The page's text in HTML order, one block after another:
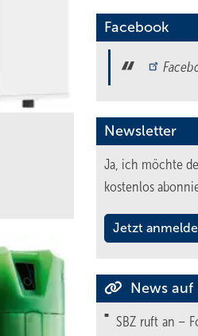
Facebook
Newsletter
Ja, ich möchte
kostenlos
Jetzt
News
SBZ ruft an –